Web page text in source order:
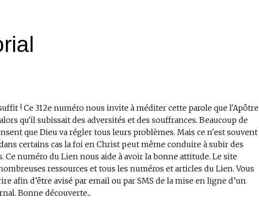
! Ce 312e numéro nous invite à méditer cette parole que l'Apôtre
qu'il subissait des adversités et des souffrances. Beaucoup de
que Dieu va régler tous leurs problèmes. Mais ce n'est souvent
certains cas la foi en Christ peut même conduire à subir des
Ce numéro du Lien nous aide à avoir la bonne attitude. Le site
ressources et tous les numéros et articles du Lien. Vous
afin d’être avisé par email ou par SMS de la mise en ligne d’un
Bonne découverte...